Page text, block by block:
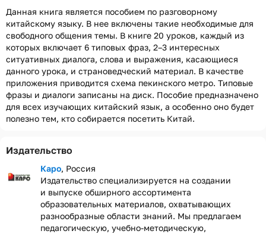
Данная книга является пособием по разговорному
китайскому языку. В нее включены такие необходимые для
свободного общения темы. В книге 20 уроков, каждый из
которых включает 6 типовых фраз, 2–3 интересных
ситуативных диалога, слова и выражения, касающиеся
данного урока, и страноведческий материал. В качестве
приложения приводится схема пекинского метро. Типовые
фразы и диалоги записаны на диск. Пособие предназначено
для всех изучающих китайский язык, а особенно оно будет
полезно тем, кто собирается посетить Китай.
Издательство
Каро, Россия
Издательство специализируется на создании
и выпуске обширного ассортимента
образовательных материалов, охватывающих
разнообразные области знаний. Мы предлагаем
педагогическую, учебно-методическую,